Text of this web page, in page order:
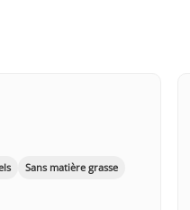
Sans matière grasse